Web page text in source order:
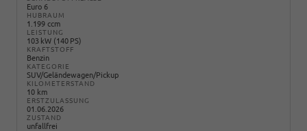
Euro 6
HUBRAUM
1.199 ccm
LEISTUNG
103 kW (140 PS)
KRAFTSTOFF
Benzin
KATEGORIE
SUV/Geländewagen/Pickup
KILOMETERSTAND
10 km
ERSTZULASSUNG
01.06.2026
ZUSTAND
unfallfrei